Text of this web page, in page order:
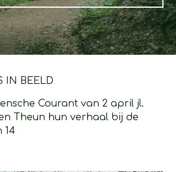
IN BEELD
Courant van 2 april jl.
Theun hun verhaal bij de
14